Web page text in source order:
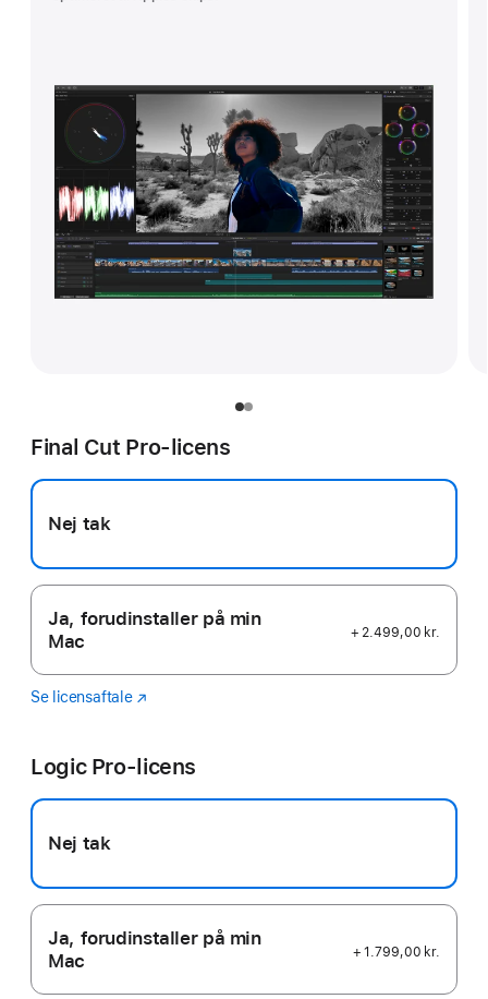
Final Cut Pro-licens
Nej tak
Ja, forudinstaller på min
Mac
+ 2.499,00 kr.
Se licensaftaleFinal
(Åbner
nyt
Logic Pro-licens
Nej tak
Ja, forudinstaller på min
Mac
+ 1.799,00 kr.